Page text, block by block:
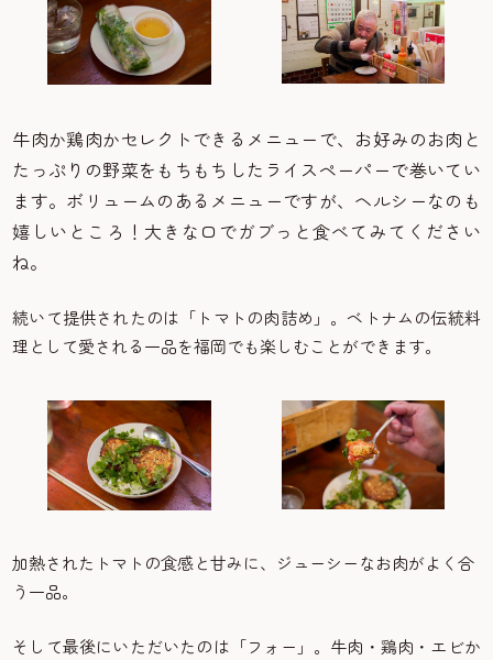
牛肉か鶏肉かセレクトできるメニューで、お好みのお肉と
たっぷりの野菜をもちもちしたライスペーパーで巻いてい
ます。ボリュームのあるメニューですが、ヘルシーなのも
嬉しいところ！大きな口でガブっと食べてみてください
ね。
続いて提供されたのは「トマトの肉詰め」。ベトナムの伝統料
理として愛される一品を福岡でも楽しむことができます。
加熱されたトマトの食感と甘みに、ジューシーなお肉がよく合
う一品。
そして最後にいただいたのは「フォー」。牛肉・鶏肉・エビか